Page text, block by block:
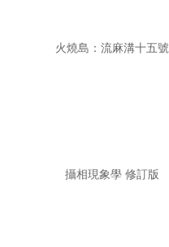
火燒島：流麻溝十五號
攝相現象學 修訂版